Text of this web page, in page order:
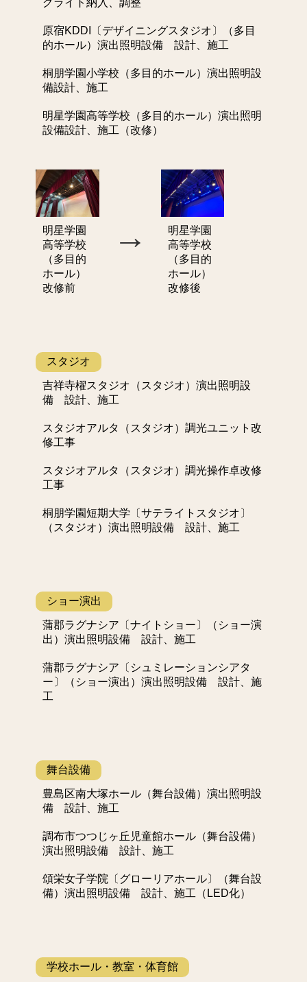
グライト納入、調整
原宿KDDI〔デザイニングスタジオ〕（多目
的ホール）演出照明設備 設計、施工
桐朋学園小学校（多目的ホール）演出照明設
備設計、施工
明星学園高等学校（多目的ホール）演出照明
設備設計、施工（改修）
明星学園
高等学校
（多目的
ホール）
改修前
→
明星学園
高等学校
（多目的
ホール）
改修後
スタジオ
吉祥寺櫂スタジオ（スタジオ）演出照明設
備 設計、施工
スタジオアルタ（スタジオ）調光ユニット改
修工事
スタジオアルタ（スタジオ）調光操作卓改修
工事
桐朋学園短期大学〔サテライトスタジオ〕
（スタジオ）演出照明設備 設計、施工
ショー演出
蒲郡ラグナシア〔ナイトショー〕（ショー演
出）演出照明設備 設計、施工
蒲郡ラグナシア〔シュミレーションシアタ
ー〕（ショー演出）演出照明設備 設計、施
工
舞台設備
豊島区南大塚ホール（舞台設備）演出照明設
備 設計、施工
調布市つつじヶ丘児童館ホール（舞台設備）
演出照明設備 設計、施工
頌栄女子学院〔グローリアホール〕（舞台設
備）演出照明設備 設計、施工（LED化）
学校ホール・教室・体育館